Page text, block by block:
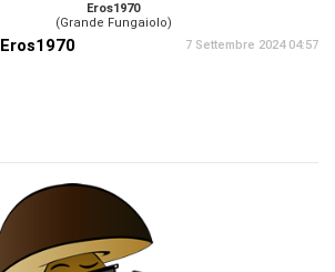
Eros1970
(Grande Fungaiolo)
Eros1970 7 Settembre 2024 04:57